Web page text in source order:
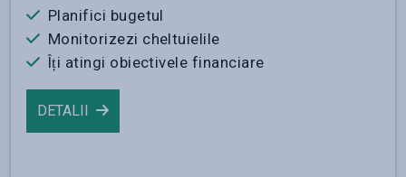
Planifici bugetul
Monitorizezi cheltuielile
Îți atingi obiectivele financiare
DETALII